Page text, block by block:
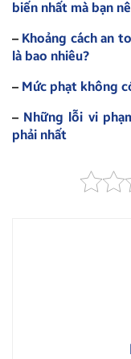
biến nhất mà bạn
– Khoảng cách an
là bao nhiêu?
– Mức phạt không
– Những lỗi vi
phải nhất